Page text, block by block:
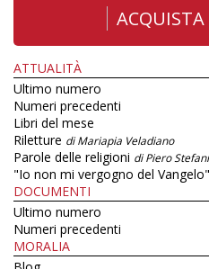
ACQUISTA
ATTUALITÀ
Ultimo numero
Numeri precedenti
Libri del mese
Riletture di Mariapia Veladiano
Parole delle religioni di Piero Stefani
"Io non mi vergogno del Vangelo"
DOCUMENTI
Ultimo numero
Numeri precedenti
MORALIA